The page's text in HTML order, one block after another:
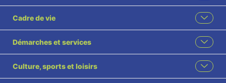
Cadre de vie
Démarches et services
Culture, sports et loisirs